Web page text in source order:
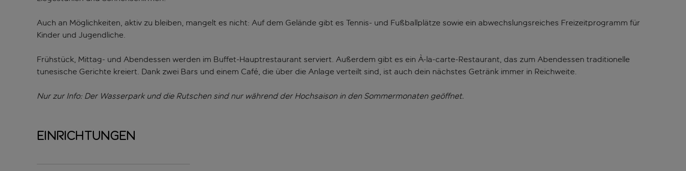
Auch an Möglichkeiten, aktiv zu bleiben, mangelt es nicht: Auf dem Gelände gibt es Tennis- und Fußballplätze sowie ein abwechslungsreiches Freizeitprogramm für
Kinder und Jugendliche.
Frühstück, Mittag- und Abendessen werden im Buffet-Hauptrestaurant serviert. Außerdem gibt es ein À-la-carte-Restaurant, das zum Abendessen traditionelle
tunesische Gerichte kreiert. Dank zwei Bars und einem Café, die über die Anlage verteilt sind, ist auch dein nächstes Getränk immer in Reichweite.
Nur zur Info: Der Wasserpark und die Rutschen sind nur während der Hochsaison in den Sommermonaten geöffnet.
Einrichtungen